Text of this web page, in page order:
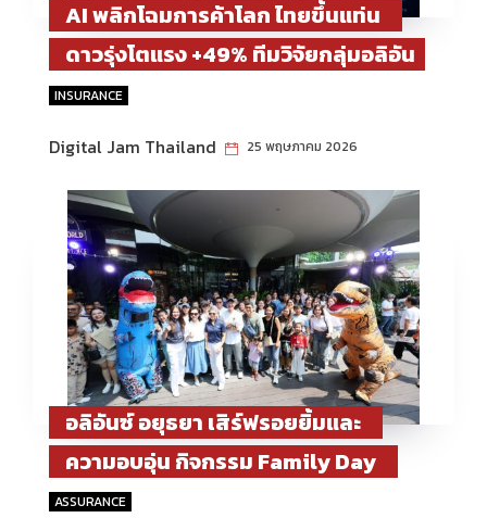
AI พลิกโฉมการค้าโลก ไทยขึ้นแท่น
ดาวรุ่งโตแรง +49% ทีมวิจัยกลุ่มอลิอัน
ซ์ ชี้ ASEAN ก้าวสู่ศูนย์กลาง Supply
Chain ใหม่
INSURANCE
Digital Jam Thailand 25 พฤษภาคม 2026
อลิอันซ์ อยุธยา เสิร์ฟรอยยิ้มและ
ความอบอุ่น กิจกรรม Family Day
2026 ชวนลูกค้าผจญภัยบุกอาณาจักร
ASSURANCE